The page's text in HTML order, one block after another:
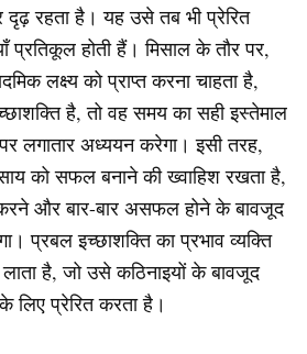
रहता है। यह उसे तब भी प्रेरित
प्रतिकूल होती हैं। मिसाल के तौर पर,
लक्ष्य को प्राप्त करना चाहता है,
है, तो वह समय का सही इस्तेमाल
लगातार अध्ययन करेगा। इसी तरह,
को सफल बनाने की ख्वाहिश रखता है,
करने और बार-बार असफल होने के बावजूद
प्रबल इच्छाशक्ति का प्रभाव व्यक्ति
है, जो उसे कठिनाइयों के बावजूद
लिए प्रेरित करता है।